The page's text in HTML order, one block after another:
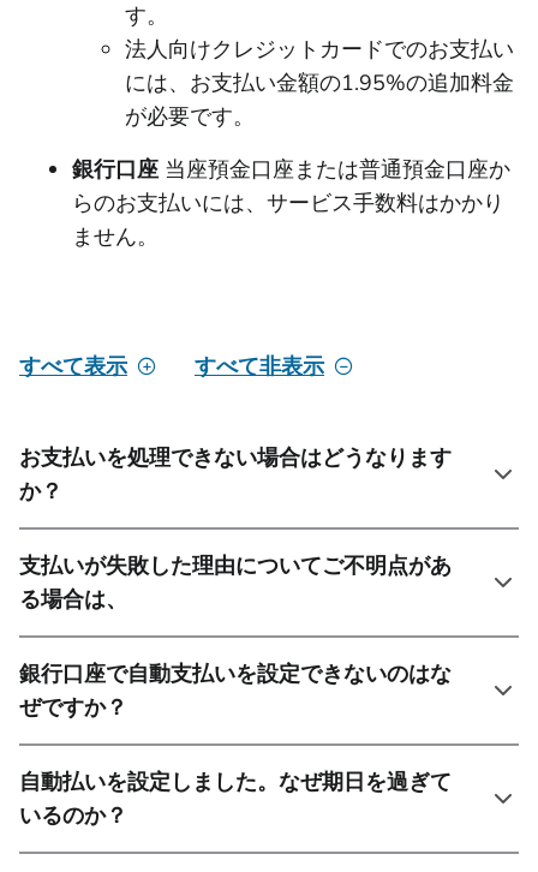
す。
法人向けクレジットカードでのお支払い
には、お支払い金額の1.95%の追加料金
が必要です。
銀行口座 当座預金口座または普通預金口座か
らのお支払いには、サービス手数料はかかり
ません。
すべて表示 すべて非表示
お支払いを処理できない場合はどうなります
か？
支払いが失敗した理由についてご不明点があ
る場合は、
銀行口座で自動支払いを設定できないのはな
ぜですか？
自動払いを設定しました。なぜ期日を過ぎて
いるのか？